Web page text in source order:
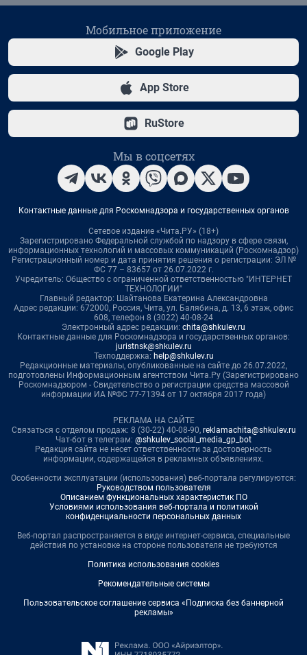
Мобильное приложение
Google Play
App Store
RuStore
Мы в соцсетях
Контактные данные для Роскомнадзора и государственных органов
Сетевое издание «Чита.РУ» (18+)
Зарегистрировано Федеральной службой по надзору в сфере связи,
информационных технологий и массовых коммуникаций (Роскомнадзор)
Регистрационный номер и дата принятия решения о регистрации: ЭЛ №
ФС 77 – 83657 от 26.07.2022 г.
Учредитель: Общество с ограниченной ответственностью "ИНТЕРНЕТ
ТЕХНОЛОГИИ"
Главный редактор: Шайтанова Екатерина Александровна
Адрес редакции: 672000, Россия, Чита, ул. Балябина, д. 13, 6 этаж, офис
608, телефон 8 (3022) 40-08-24
Электронный адрес редакции: chita@shkulev.ru
Контактные данные для Роскомнадзора и государственных органов:
juristnsk@shkulev.ru
Техподдержка: help@shkulev.ru
Редакционные материалы, опубликованные на сайте до 26.07.2022,
подготовлены Информационным агентством Чита.Ру (Зарегистрировано
Роскомнадзором - Свидетельство о регистрации средства массовой
информации ИА №ФС 77-71394 от 17 октября 2017 года)
РЕКЛАМА НА САЙТЕ
Связаться с отделом продаж: 8 (30-22) 40-08-90, reklamachita@shkulev.ru
Чат-бот в телеграм: @shkulev_social_media_gp_bot
Редакция сайта не несет ответственности за достоверность
информации, содержащейся в рекламных объявлениях.
Особенности эксплуатации (использования) веб-портала регулируются:
Руководством пользователя
Описанием функциональных характеристик ПО
Условиями использования веб-портала и политикой
конфиденциальности персональных данных
Веб-портал распространяется в виде интернет-сервиса, специальные
действия по установке на стороне пользователя не требуются
Политика использования cookies
Рекомендательные системы
Пользовательское соглашение сервиса «Подписка без баннерной
рекламы»